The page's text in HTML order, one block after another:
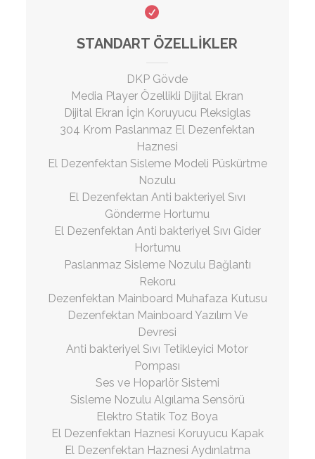
STANDART ÖZELLIKLER
DKP Gövde
Media Player Özellikli Dijital Ekran
Dijital Ekran İçin Koruyucu Pleksiglas
304 Krom Paslanmaz El Dezenfektan
Haznesi
El Dezenfektan Sisleme Modeli Püskürtme
Nozulu
El Dezenfektan Anti bakteriyel Sıvı
Gönderme Hortumu
El Dezenfektan Anti bakteriyel Sıvı Gider
Hortumu
Paslanmaz Sisleme Nozulu Bağlantı
Rekoru
Dezenfektan Mainboard Muhafaza Kutusu
Dezenfektan Mainboard Yazılım Ve
Devresi
Anti bakteriyel Sıvı Tetikleyici Motor
Pompası
Ses ve Hoparlör Sistemi
Sisleme Nozulu Algılama Sensörü
Elektro Statik Toz Boya
El Dezenfektan Haznesi Koruyucu Kapak
El Dezenfektan Haznesi Aydınlatma